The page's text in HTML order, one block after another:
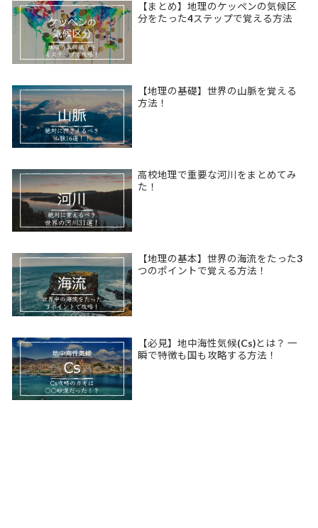
【まとめ】地理のケッペンの気候区
分をたった4ステップで覚える方法
【地理の基礎】世界の山脈を覚える
方法！
高校地理で重要な河川をまとめてみ
た！
【地理の基本】世界の海流をたった3
つのポイントで覚える方法！
【必見】地中海性気候(Cs)とは？ 一
瞬で特徴も国も攻略する方法！